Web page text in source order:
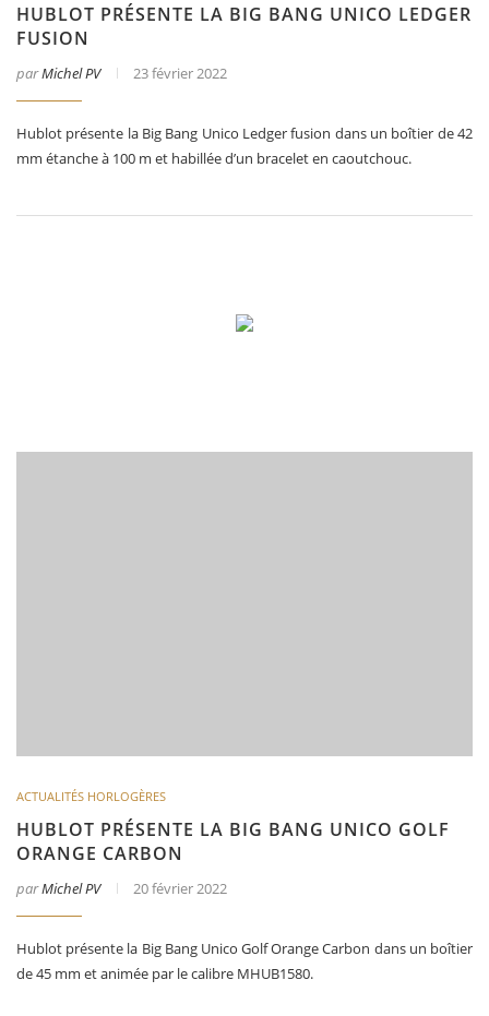
HUBLOT PRÉSENTE LA BIG BANG UNICO LEDGER
FUSION
parMichel PV 23 février 2022
Hublot présente la Big Bang Unico Ledger fusion dans un boîtier de 42
mm étanche à 100 m et habillée d’un bracelet en caoutchouc.
ACTUALITÉS HORLOGÈRES
HUBLOT PRÉSENTE LA BIG BANG UNICO GOLF
ORANGE CARBON
parMichel PV 20 février 2022
Hublot présente la Big Bang Unico Golf Orange Carbon dans un boîtier
de 45 mm et animée par le calibre MHUB1580.